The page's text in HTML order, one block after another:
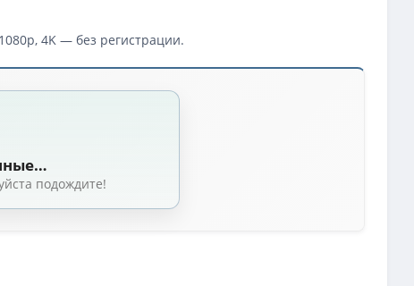
4K — без регистрации.
Франция, фэнтези, драма, WEB-DL 1080p] MVO (TVShows) + Original
фэнтези, драма, WEB-DLRip-AVC] MVO (TVShows) + Sub Ita, Eng +
Фэнтези, драма, WEB-DLRip-AVC] [Полная версия] Dub (Пифагор)
фэнтези, драма, WEB-DLRip] MVO (TVShows)
подождите!